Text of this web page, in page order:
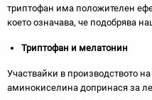
триптофан има положителен
което означава, че подобрява
Триптофан и мелатонин
Участвайки в производството
аминокиселина допринася за